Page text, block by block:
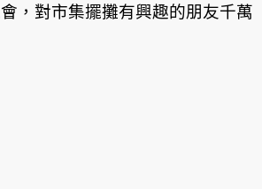
，對市集擺攤有興趣的朋友千萬